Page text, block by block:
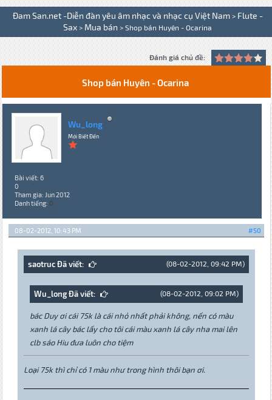
Đam San.net -Diễn đàn yêu âm nhạc và nhạc cụ Việt Nam > Flute -
Sax > Mua bán > Shop bán Huyên - Ocarina
Đánh giá chủ đề:
Shop bán Huyên - Ocarina
Wu_long
Mới Biết Đến
Bài viết: 6
0
Tham gia: Jun 2012
Danh tiếng: 0
#50
08-02-2012, 10:43 PM
(08-02-2012, 09:42 PM)
saotruc Đã viết:
(08-02-2012, 09:02 PM)
Wu_long Đã viết:
bác Duy ơi cái 75k là cái nhỏ nhất phải không, nến có màu
xanh lá cây bác lấy cho tôi cái màu xanh lá cây nha mai lên
clb sáo Hiu đưa luôn cho tiệm
Loại 75k thì chỉ có 1 màu như trong hình thôi bạn ơi.